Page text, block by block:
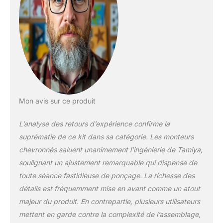
ajustées doivent être
assemblées. La
peinture des pièces
peut être réalisée
selon vos propres
idées. Les outils, la
colle et les peintures
achetés en option.
Mon avis sur ce produit
L’analyse des retours d’expérience confirme la
suprématie de ce kit dans sa catégorie. Les monteurs
chevronnés saluent unanimement l’ingénierie de Tamiya,
soulignant un ajustement remarquable qui dispense de
toute séance fastidieuse de ponçage. La richesse des
détails est fréquemment mise en avant comme un atout
majeur du produit. En contrepartie, plusieurs utilisateurs
mettent en garde contre la complexité de l’assemblage,